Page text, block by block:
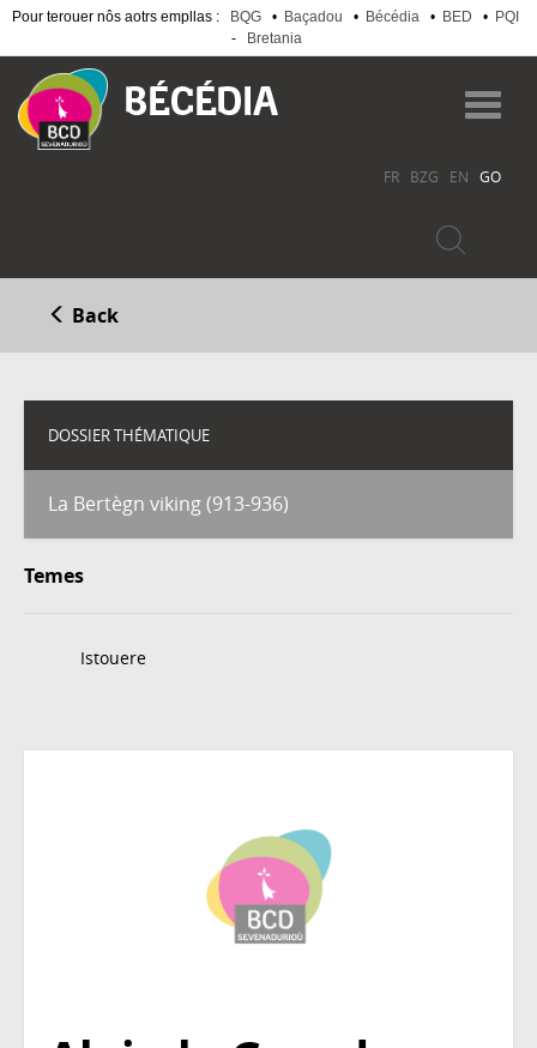
Pour terouer nôs aotrs empllas : BQG • Baçadou • Bécédia • BED •
PQI
-
Bretania
main
content
FR BZG EN GO
Back
DOSSIER THÉMATIQUE
La Bertègn viking (913-936)
Temes
Istouere